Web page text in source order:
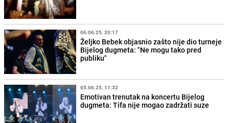
06.06.25. 20:17
Željko Bebek objasnio zašto nije dio turneje
Bijelog dugmeta: "Ne mogu tako pred
publiku"
05.06.25. 11:32
Emotivan trenutak na koncertu Bijelog
dugmeta: Tifa nije mogao zadržati suze